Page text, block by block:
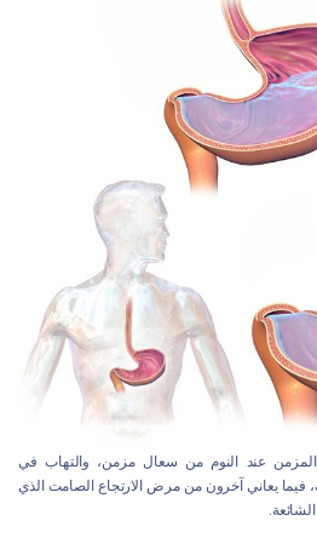
عند النوم من سعال مزمن، والتهاب في
فيما يعاني آخرون من مرض الارتجاع الصامت الذي